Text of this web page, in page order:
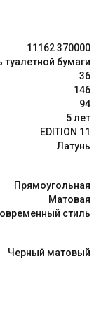
11162 370000
бумаги
36
146
94
5 лет
EDITION 11
Латунь
Прямоугольная
Матовая
стиль
Черный матовый